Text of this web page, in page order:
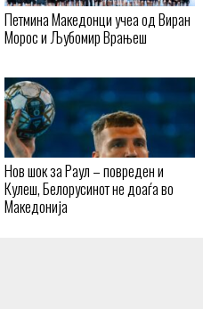
Петмина Македонци учеа од Виран
Морос и Љубомир Врањеш
Нов шок за Раул – повреден и
Кулеш, Белорусинот не доаѓа во
Македонија